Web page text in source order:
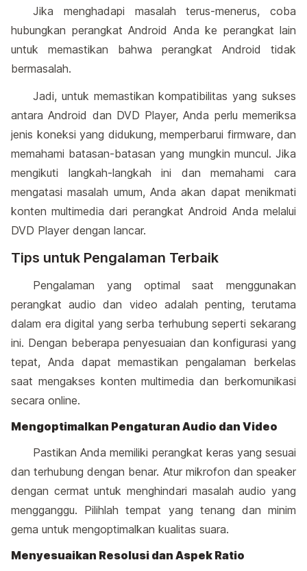
Jika menghadapi masalah terus-menerus, coba
hubungkan perangkat Android Anda ke perangkat lain
untuk memastikan bahwa perangkat Android tidak
bermasalah.
Jadi, untuk memastikan kompatibilitas yang sukses
antara Android dan DVD Player, Anda perlu memeriksa
jenis koneksi yang didukung, memperbarui firmware, dan
memahami batasan-batasan yang mungkin muncul. Jika
mengikuti langkah-langkah ini dan memahami cara
mengatasi masalah umum, Anda akan dapat menikmati
konten multimedia dari perangkat Android Anda melalui
DVD Player dengan lancar.
Tips untuk Pengalaman Terbaik
Pengalaman yang optimal saat menggunakan
perangkat audio dan video adalah penting, terutama
dalam era digital yang serba terhubung seperti sekarang
ini. Dengan beberapa penyesuaian dan konfigurasi yang
tepat, Anda dapat memastikan pengalaman berkelas
saat mengakses konten multimedia dan berkomunikasi
secara online.
Mengoptimalkan Pengaturan Audio dan Video
Pastikan Anda memiliki perangkat keras yang sesuai
dan terhubung dengan benar. Atur mikrofon dan speaker
dengan cermat untuk menghindari masalah audio yang
mengganggu. Pilihlah tempat yang tenang dan minim
gema untuk mengoptimalkan kualitas suara.
Menyesuaikan Resolusi dan Aspek Ratio